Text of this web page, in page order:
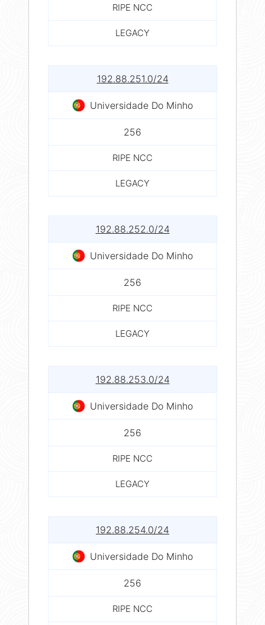
RIPE NCC
LEGACY
192.88.251.0/24
Universidade Do Minho
256
RIPE NCC
LEGACY
192.88.252.0/24
Universidade Do Minho
256
RIPE NCC
LEGACY
192.88.253.0/24
Universidade Do Minho
256
RIPE NCC
LEGACY
192.88.254.0/24
Universidade Do Minho
256
RIPE NCC